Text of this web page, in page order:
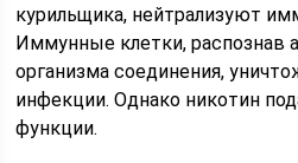
курильщика, нейтрализуют
Иммунные клетки, распознав
организма соединения,
инфекции. Однако никотин
функции.